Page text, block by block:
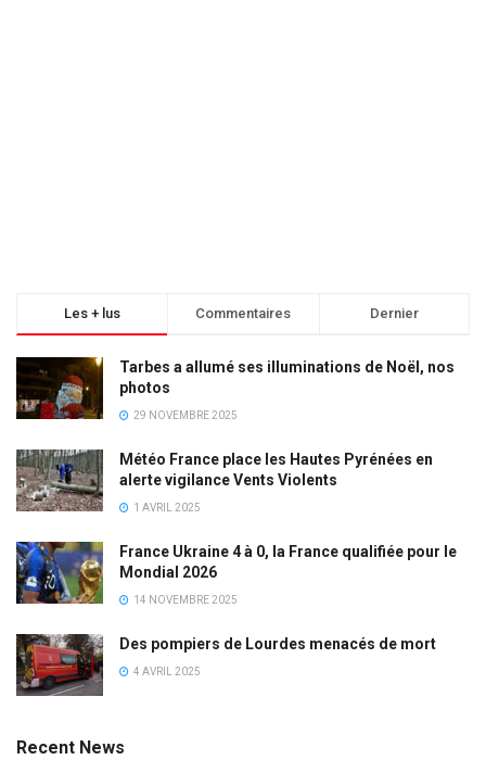
Les + lus Commentaires Dernier
Tarbes a allumé ses illuminations de Noël, nos
photos
29 NOVEMBRE 2025
Météo France place les Hautes Pyrénées en
alerte vigilance Vents Violents
1 AVRIL 2025
France Ukraine 4 à 0, la France qualifiée pour le
Mondial 2026
14 NOVEMBRE 2025
Des pompiers de Lourdes menacés de mort
4 AVRIL 2025
Recent News